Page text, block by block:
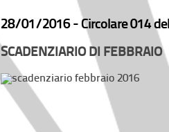
28/01/2016 - Circolare 014
SCADENZIARIO DI FEBBRAIO